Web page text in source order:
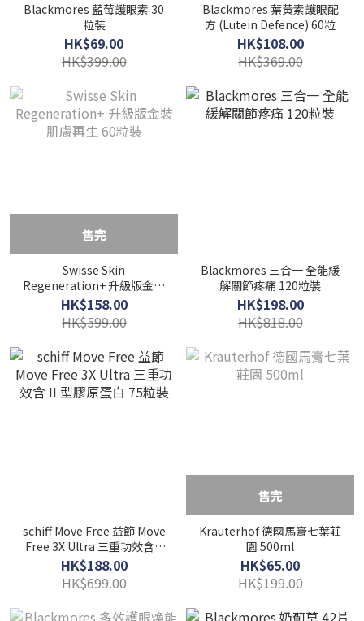
Blackmores 藍莓護眼素 30
粒裝
HK$69.00
HK$399.00
Blackmores 葉黃素護眼配
方 (Lutein Defence) 60粒
HK$108.00
HK$369.00
售完
Swisse Skin
Regeneration+ 升級版金裝
肌膚再生 60粒裝
HK$158.00
HK$599.00
Blackmores 三合一 全能緩
解關節疼痛 120粒裝
HK$198.00
HK$818.00
schiff Move Free 益節 Move
Free 3X Ultra 三重功效含 II
型膠原蛋白 75粒裝
HK$188.00
HK$699.00
售完
Krauterhof 德國馬膏七葉莊
園 500ml
HK$65.00
HK$199.00